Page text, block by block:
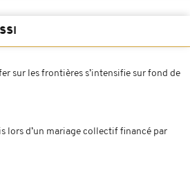
sur les frontières s’intensifie sur fond de
lors d’un mariage collectif financé par